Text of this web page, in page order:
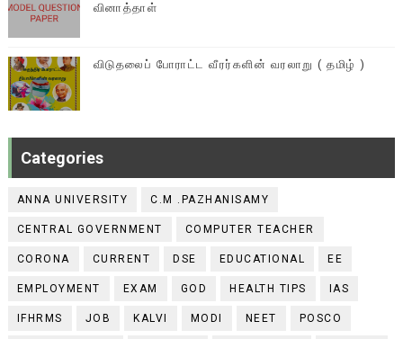
வினாத்தாள்
விடுதலைப் போராட்ட வீரர்களின் வரலாறு ( தமிழ் )
Categories
ANNA UNIVERSITY C.M .PAZHANISAMY
CENTRAL GOVERNMENT COMPUTER TEACHER
CORONA CURRENT DSE EDUCATIONAL EE
EMPLOYMENT EXAM GOD HEALTH TIPS IAS
IFHRMS JOB KALVI MODI NEET POSCO